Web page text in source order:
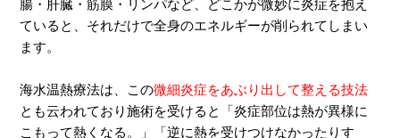
腸・肝臓・筋膜・リンパなど、どこかが微妙に炎症を抱え
ていると、それだけで全身のエネルギーが削られてしまい
ます。
海水温熱療法は、この微細炎症をあぶり出して整える技法
とも云われており施術を受けると「炎症部位は熱が異様に
こもって熱くなる。」「逆に熱を受けつけなかったりす